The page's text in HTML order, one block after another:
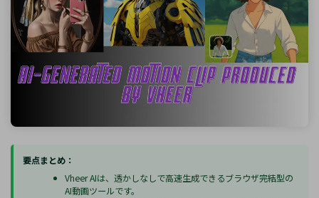
要点まとめ：
Vheer AIは、透かしなしで高速生成できるブラウザ完結型の
AI動画ツールです。